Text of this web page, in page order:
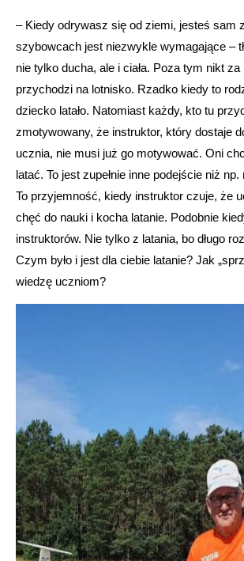
– Kiedy odrywasz się od ziemi, jesteś sam
szybowcach jest niezwykle wymagające –
nie tylko ducha, ale i ciała. Poza tym nikt za
przychodzi na lotnisko. Rzadko kiedy to
dziecko latało. Natomiast każdy, kto tu
zmotywowany, że instruktor, który dostaje
ucznia, nie musi już go motywować. Oni
latać. To jest zupełnie inne podejście niż
To przyjemność, kiedy instruktor czuje, że
chęć do nauki i kocha latanie. Podobnie
instruktorów. Nie tylko z latania, bo długo
Czym było i jest dla ciebie latanie? Jak
wiedzę uczniom?